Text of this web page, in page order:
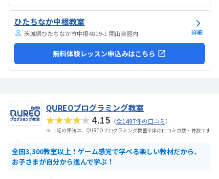
ひたちなか中根教室
茨城県ひたちなか市中根4819-1 関山楽器内 詳細
無料体験レッスン申込みはこちら
QUREOプログラミング教室
★★★★★4.15 （全1497件の口コミ）
※ 上記の評価は、QUREOプログラミング教室全体の口コミ点数・件数です
全国3,300教室以上！ゲーム感覚で学べる楽しい教材だから、
お子さまが自分から進んで学ぶ！